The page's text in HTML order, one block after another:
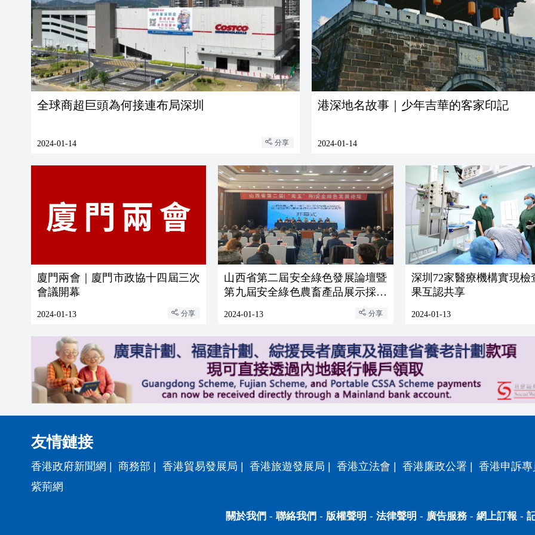
全球商超巨頭為何接連布局深圳
2024-01-14 分享
港深地名故事｜少年吉華的客家印記
2024-01-14
廈門兩會｜廈門市政協十四屆三次
會議開幕
2024-01-13 分享
山西省第二屆安全綠色發展論壇暨
第九屆安全綠色農畜產品展示採購
2024-01-13 分享
深圳72家醫療機構實現檢
果互認共享
2024-01-13
友情鏈接
香港政府新聞網 商務部 香港貿易發展局 香港旅遊發展局 香港立法會 香港廉政公署
香港申訴
紫荊網
關於我們 - 聯絡我們 - 版權聲明 - 法律聲明 - 廣告服務- 網上訂報 -